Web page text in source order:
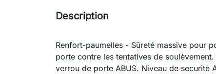
Description
Renfort-paumelles - Sûreté massive pour
porte contre les tentatives de
verrou de porte ABUS. Niveau de securité